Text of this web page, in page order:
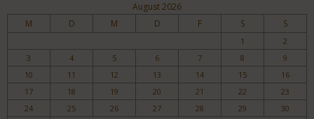
August 2026
M D M D F S S
1
2
3
4 5 6 7 8
9
10
11 12 13 14 15
16
17
18 19 20 21 22
23
24
25 26 27 28 29
30